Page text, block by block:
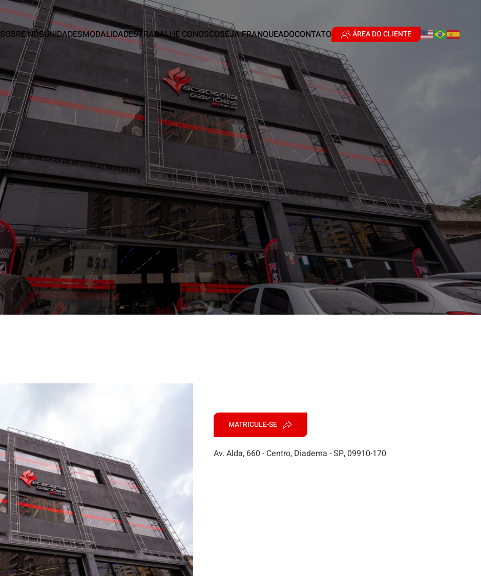
SOBRE NÓSUNIDADESMODALIDADESTRABALHE CONOSCOSEJA FRANQUEADOCONTATO ÁREA DO CLIENTE
MATRICULE-SE
Av. Alda, 660 - Centro, Diadema - SP, 09910-170